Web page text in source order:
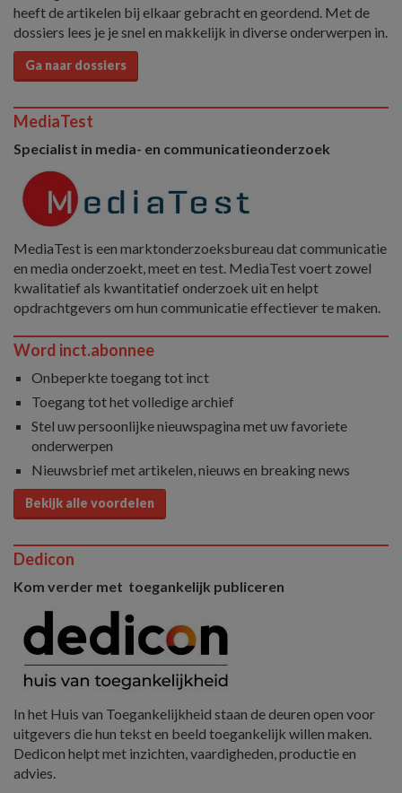
heeft de artikelen bij elkaar gebracht en geordend. Met de
dossiers lees je je snel en makkelijk in diverse onderwerpen in.
Ga naar dossiers
MediaTest
Specialist in media- en communicatieonderzoek
MediaTest is een marktonderzoeksbureau dat communicatie
en media onderzoekt, meet en test. MediaTest voert zowel
kwalitatief als kwantitatief onderzoek uit en helpt
opdrachtgevers om hun communicatie effectiever te maken.
Word inct.abonnee
Onbeperkte toegang tot inct
Toegang tot het volledige archief
Stel uw persoonlijke nieuwspagina met uw favoriete
onderwerpen
Nieuwsbrief met artikelen, nieuws en breaking news
Bekijk alle voordelen
Dedicon
Kom verder met toegankelijk publiceren
In het Huis van Toegankelijkheid staan de deuren open voor
uitgevers die hun tekst en beeld toegankelijk willen maken.
Dedicon helpt met inzichten, vaardigheden, productie en
advies.